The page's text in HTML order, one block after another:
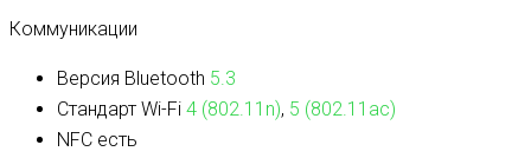
Коммуникации
Версия Bluetooth 5.3
Стандарт Wi-Fi 4 (802.11n), 5 (802.11ac)
NFC есть